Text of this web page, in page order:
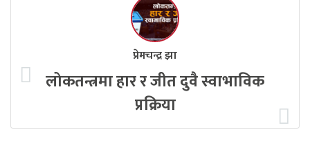
प्रेमचन्द्र झा
लोकतन्त्रमा हार र जीत दुवै स्वाभाविक
प्रक्रिया